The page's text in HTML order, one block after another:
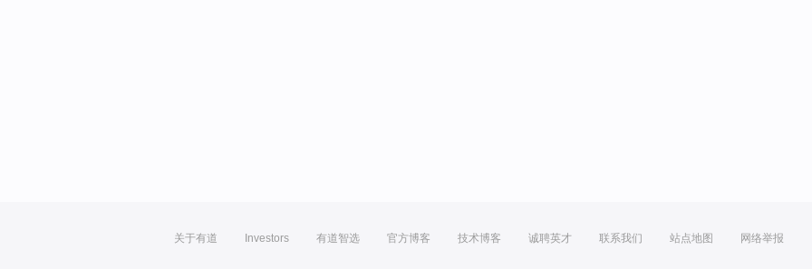
关于有道 Investors 有道智选 官方博客 技术博客 诚聘英才 联系我们 站点地图 网络举报